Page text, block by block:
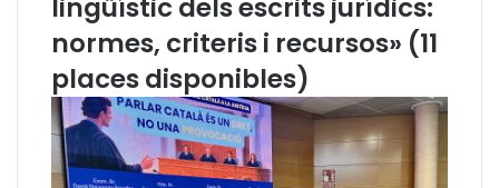
e
n
t
a
e
2
0
2
3
lingüístic dels escrits jurídics:
normes, criteris i recursos» (11
places disponibles)